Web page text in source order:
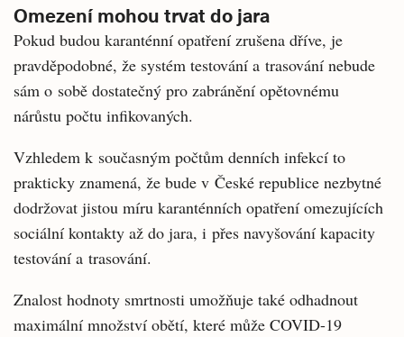
Omezení mohou trvat do jara
Pokud budou karanténní opatření zrušena dříve, je
pravděpodobné, že systém testování a trasování nebude
sám o sobě dostatečný pro zabránění opětovnému
nárůstu počtu infikovaných.
Vzhledem k současným počtům denních infekcí to
prakticky znamená, že bude v České republice nezbytné
dodržovat jistou míru karanténních opatření omezujících
sociální kontakty až do jara, i přes navyšování kapacity
testování a trasování.
Znalost hodnoty smrtnosti umožňuje také odhadnout
maximální množství obětí, které může COVID-19